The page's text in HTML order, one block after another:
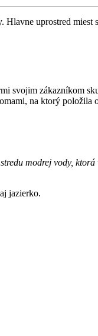
uprostred miest
svojim zákazníkom
na ktorý položila
modrej vody,
jazierko.